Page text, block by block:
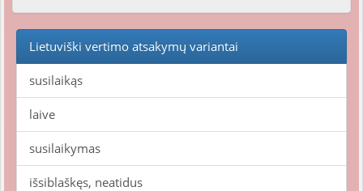
Lietuviški vertimo atsakymų variantai
susilaikąs
laive
susilaikymas
išsiblaškęs, neatidus